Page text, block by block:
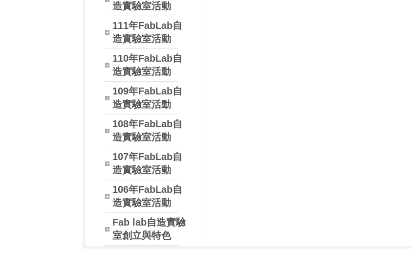
造實驗室活動
111年FabLab自
造實驗室活動
110年FabLab自
造實驗室活動
109年FabLab自
造實驗室活動
108年FabLab自
造實驗室活動
107年FabLab自
造實驗室活動
106年FabLab自
造實驗室活動
Fab lab自造實驗
室創立與特色